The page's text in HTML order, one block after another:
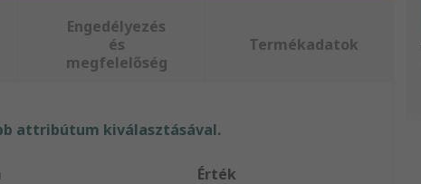
Engedélyezés
és
megfelelőség
Termékadatok
attribútum kiválasztásával.
Érték